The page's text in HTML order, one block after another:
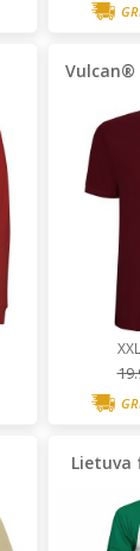
Vulcan®
XXL
Lietuva